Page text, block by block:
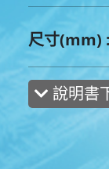
尺寸(mm)
說明書